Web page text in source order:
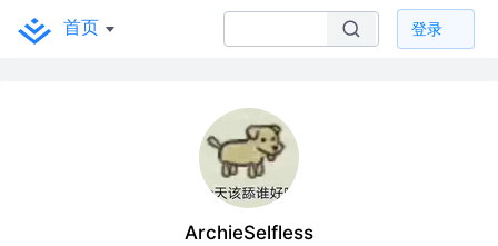
首页 登录
ArchieSelfless